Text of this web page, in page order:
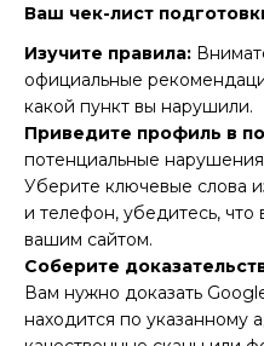
Ваш чек-лист
Изучите правила:
официальные
какой пункт вы нарушили.
Приведите профиль в
потенциальные
Уберите ключевые слова
и телефон, убедитесь,
вашим сайтом.
Соберите
Вам нужно доказать
находится по указанному